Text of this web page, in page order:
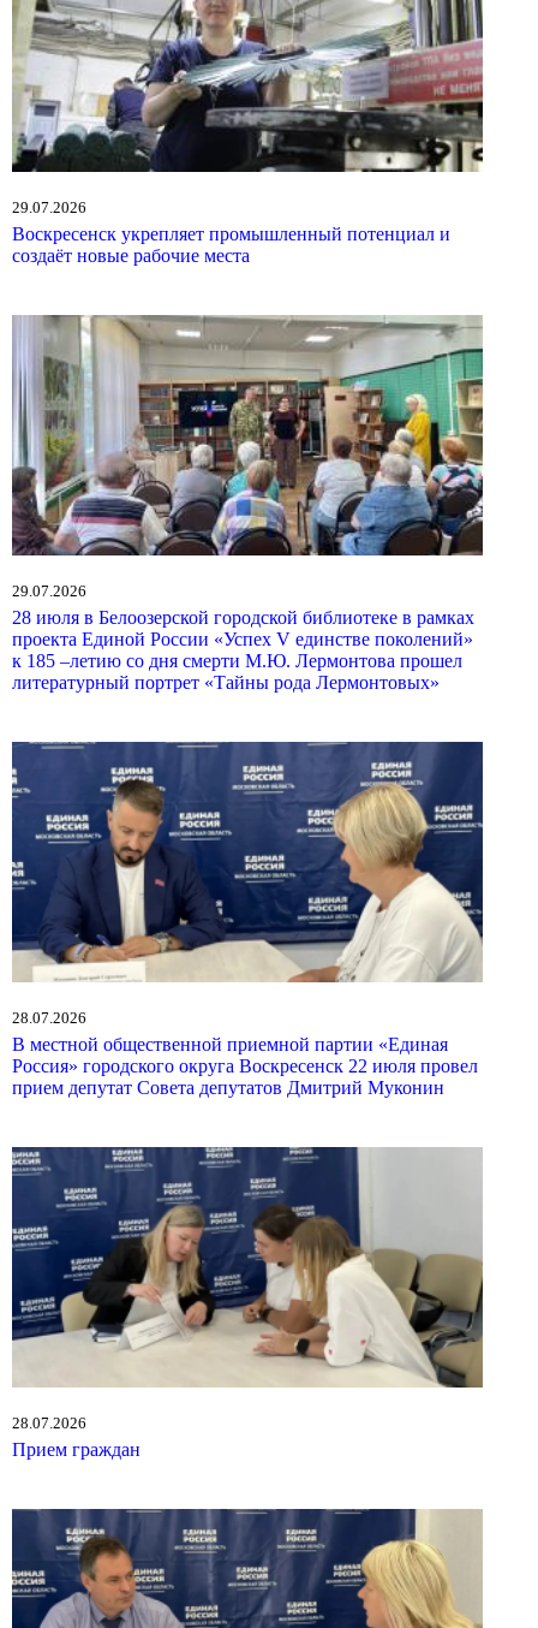
29.07.2026
Воскресенск укрепляет промышленный потенциал и
создаёт новые рабочие места
29.07.2026
28 июля в Белоозерской городской библиотеке в рамках
проекта Единой России «Успех V единстве поколений»
к 185 –летию со дня смерти М.Ю. Лермонтова прошел
литературный портрет «Тайны рода Лермонтовых»
28.07.2026
В местной общественной приемной партии «Единая
Россия» городского округа Воскресенск 22 июля провел
прием депутат Совета депутатов Дмитрий Муконин
28.07.2026
Прием граждан